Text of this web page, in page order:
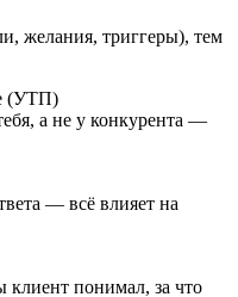
желания, триггеры), тем
(УТП)
а не у конкурента —
— всё влияет на
клиент понимал, за что